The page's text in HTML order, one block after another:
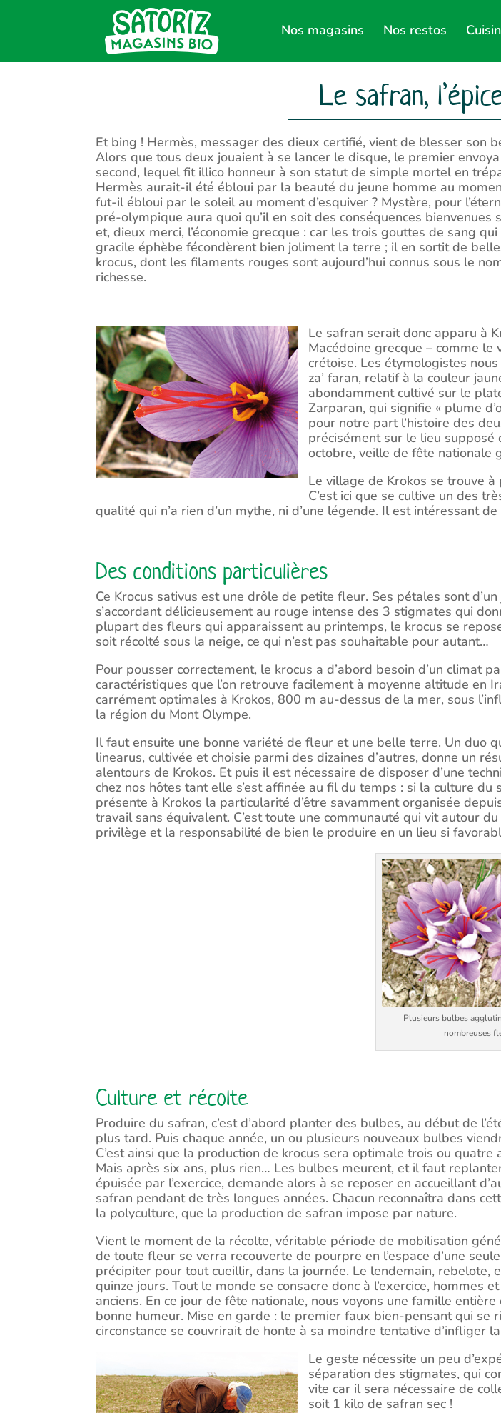
Nos magasins Nos restos
Le safran,
Et bing ! Hermès, messager des dieux certifié, vient de blesser son
Alors que tous deux jouaient à se lancer le disque, le premier
second, lequel fit illico honneur à son statut de simple mortel en
Hermès aurait-il été ébloui par la beauté du jeune homme au
fut-il ébloui par le soleil au moment d’esquiver ? Mystère, pour
pré-olympique aura quoi qu’il en soit des conséquences bienvenues
et, dieux merci, l’économie grecque : car les trois gouttes de sang
gracile éphèbe fécondèrent bien joliment la terre ; il en sortit de
krocus, dont les filaments rouges sont aujourd’hui connus sous le
richesse.
Le safran serait donc apparu à
Macédoine grecque – comme
crétoise. Les étymologistes
za’ faran, relatif à la couleur
abondamment cultivé sur le
Zarparan, qui signifie « plume
pour notre part l’histoire des
précisément sur le lieu supposé
octobre, veille de fête nationale
Le village de Krokos se trouve
C’est ici que se cultive un des
qualité qui n’a rien d’un mythe, ni d’une légende. Il est intéressant
Des conditions particulières
Ce Krocus sativus est une drôle de petite fleur. Ses pétales sont
s’accordant délicieusement au rouge intense des 3 stigmates qui
plupart des fleurs qui apparaissent au printemps, le krocus se
soit récolté sous la neige, ce qui n’est pas souhaitable pour autant…
Pour pousser correctement, le krocus a d’abord besoin d’un climat
caractéristiques que l’on retrouve facilement à moyenne altitude en
carrément optimales à Krokos, 800 m au-dessus de la mer, sous
la région du Mont Olympe.
Il faut ensuite une bonne variété de fleur et une belle terre. Un duo
linearus, cultivée et choisie parmi des dizaines d’autres, donne un
alentours de Krokos. Et puis il est nécessaire de disposer d’une
chez nos hôtes tant elle s’est affinée au fil du temps : si la culture
présente à Krokos la particularité d’être savamment organisée
travail sans équivalent. C’est toute une communauté qui vit autour
privilège et la responsabilité de bien le produire en un lieu si
Plusieurs bulbes
nombreuses
Culture et récolte
Produire du safran, c’est d’abord planter des bulbes, au début de
plus tard. Puis chaque année, un ou plusieurs nouveaux bulbes
C’est ainsi que la productionde krocus sera optimale trois ou quatre
Mais après six ans, plus rien… Les bulbes meurent, et il faut
épuisée par l’exercice, demande alors à se reposer en accueillant
safran pendant de très longues années. Chacun reconnaîtra dans
la polyculture, que la production de safran impose par nature.
Vient le moment de la récolte, véritable période de mobilisation
de toute fleur se verra recouverte de pourpre en l’espace d’une
précipiter pour tout cueillir, dans la journée. Le lendemain, rebelote,
quinze jours. Tout le monde se consacre donc à l’exercice, hommes
anciens. En ce jour de fête nationale, nous voyons une famille
bonne humeur. Mise en garde : le premier faux bien-pensant qui se
circonstance se couvrirait de honte à sa moindre tentative d’infliger
Le geste nécessite un peu
séparation des stigmates, qui
vite car il sera nécessaire de
soit 1 kilo de safran sec !